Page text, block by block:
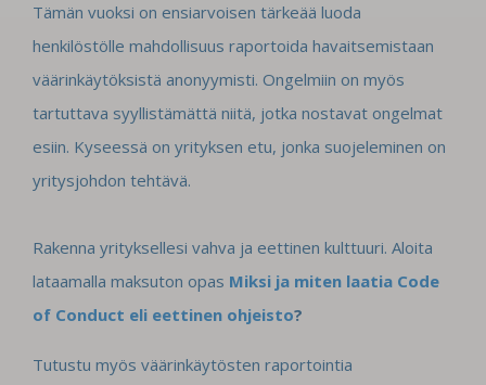
Tämän vuoksi on ensiarvoisen tärkeää luoda
henkilöstölle mahdollisuus raportoida havaitsemistaan
väärinkäytöksistä anonyymisti. Ongelmiin on myös
tartuttava syyllistämättä niitä, jotka nostavat ongelmat
esiin. Kyseessä on yrityksen etu, jonka suojeleminen on
yritysjohdon tehtävä.
Rakenna yrityksellesi vahva ja eettinen kulttuuri. Aloita
lataamalla maksuton opas Miksi ja miten laatia Code
of Conduct eli eettinen ohjeisto?
Tutustu myös väärinkäytösten raportointia